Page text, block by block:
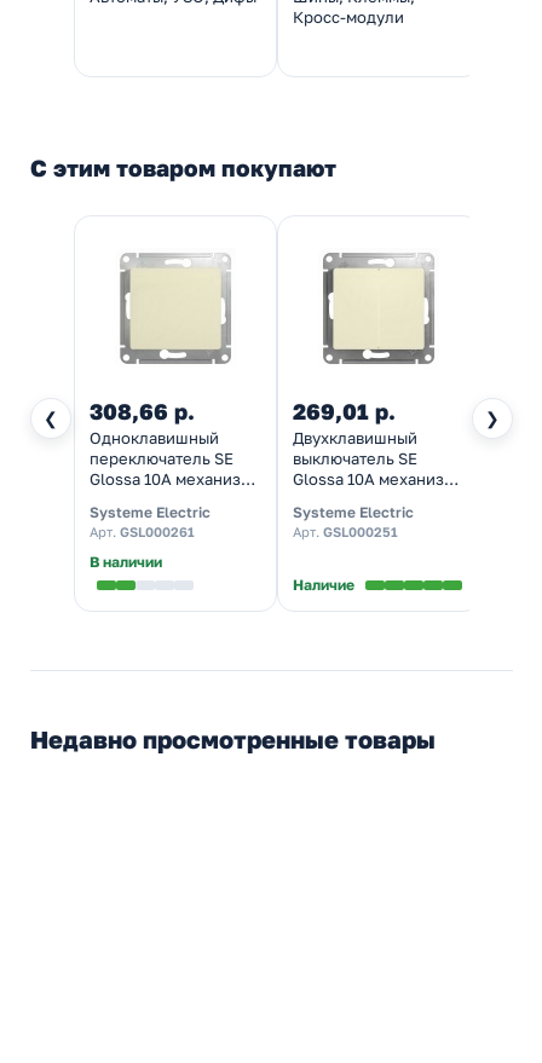
Кросс-модули
С этим товаром покупают
❮ ❯
308,66 р.
Одноклавишный
переключатель SE
Glossa 10A механизм,
Systeme Electric
Арт. GSL000261
В наличии
269,01 р.
Двухклавишный
выключатель SE
Glossa 10A механизм,
Systeme Electric
Арт. GSL000251
Наличие
Недавно просмотренные товары